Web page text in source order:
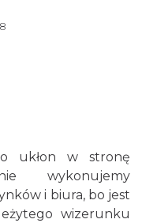
ukłon w stronę
wykonujemy
i biura, bo jest
wizerunku